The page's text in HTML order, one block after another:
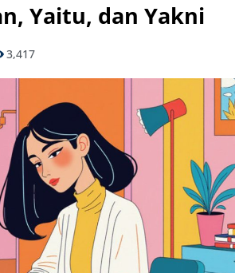
Yaitu, dan Yakni
3,417